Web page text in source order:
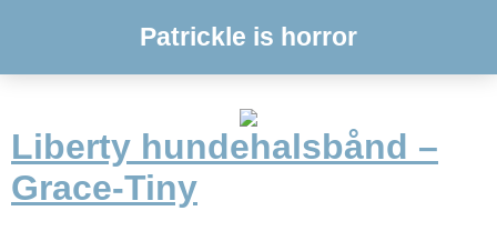
Patrickle is horror
Liberty hundehalsbånd –
Grace-Tiny